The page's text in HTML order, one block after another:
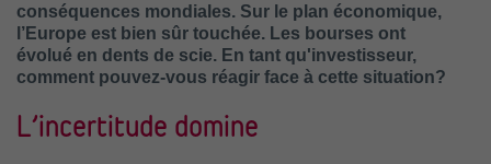
conséquences mondiales. Sur le plan économique,
l’Europe est bien sûr touchée. Les bourses ont
évolué en dents de scie. En tant qu'investisseur,
comment pouvez-vous réagir face à cette situation?
L’incertitude domine